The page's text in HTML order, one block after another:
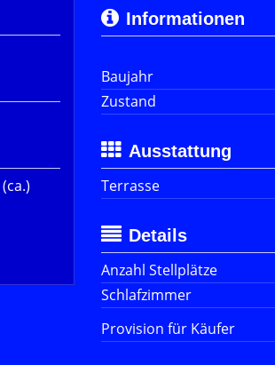
(ca.)
Informationen
Baujahr
Zustand
Ausstattung
Terrasse
Details
Anzahl Stellplätze
Schlafzimmer
Provision für Käufer